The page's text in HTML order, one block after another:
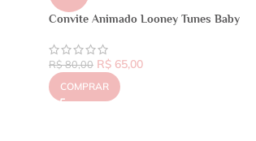
Convite Animado Looney Tunes Baby
R$80,00 R$ 65,00
COMPRAR